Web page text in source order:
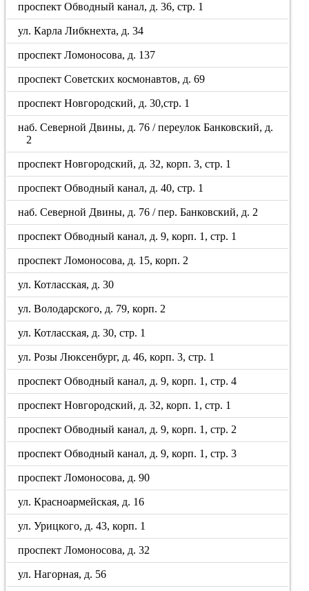
проспект Обводный канал, д. 36, стр. 1
ул. Карла Либкнехта, д. 34
проспект Ломоносова, д. 137
проспект Советских космонавтов, д. 69
проспект Новгородский, д. 30,стр. 1
наб. Северной Двины, д. 76 / переулок Банковский, д.
2
проспект Новгородский, д. 32, корп. 3, стр. 1
проспект Обводный канал, д. 40, стр. 1
наб. Северной Двины, д. 76 / пер. Банковский, д. 2
проспект Обводный канал, д. 9, корп. 1, стр. 1
проспект Ломоносова, д. 15, корп. 2
ул. Котласская, д. 30
ул. Володарского, д. 79, корп. 2
ул. Котласская, д. 30, стр. 1
ул. Розы Люксенбург, д. 46, корп. 3, стр. 1
проспект Обводный канал, д. 9, корп. 1, стр. 4
проспект Новгородский, д. 32, корп. 1, стр. 1
проспект Обводный канал, д. 9, корп. 1, стр. 2
проспект Обводный канал, д. 9, корп. 1, стр. 3
проспект Ломоносова, д. 90
ул. Красноармейская, д. 16
ул. Урицкого, д. 43, корп. 1
проспект Ломоносова, д. 32
ул. Нагорная, д. 56